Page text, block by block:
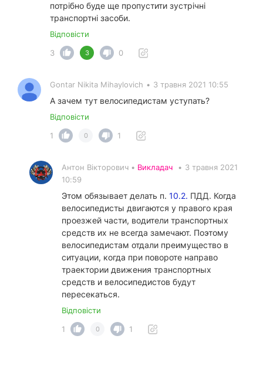
потрібно буде ще пропустити зустрічні
транспортні засоби.
Відповісти
3
3 0
Gontar Nikita Mihaylovich • 3 травня 2021 10:55
А зачем тут велосипедистам уступать?
Відповісти
1
0 1
Антон Вікторович • Викладач • 3 травня 2021
10:59
Этом обязывает делать п. 10.2. ПДД. Когда
велосипедисты двигаются у правого края
проезжей части, водители транспортных
средств их не всегда замечают. Поэтому
велосипедистам отдали преимущество в
ситуации, когда при повороте направо
траектории движения транспортных
средств и велосипедистов будут
пересекаться.
Відповісти
1
0 1